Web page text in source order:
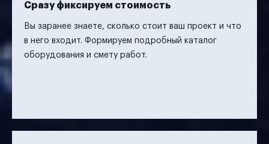
Сразу фиксируем стоимость
Вы заранее знаете, сколько стоит ваш проект и что
в него входит. Формируем подробный каталог
оборудования и смету работ.